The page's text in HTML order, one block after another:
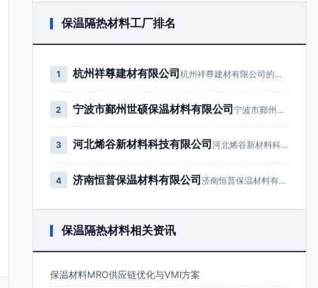
保温隔热材料工厂排名
1 杭州祥尊建材有限公司 杭州祥尊建材有限公司的主营业务为…
2 宁波市鄞州世硕保温材料有限公司 宁波市鄞州世硕保温材料有限公司成…
3 河北烯谷新材料科技有限公司 河北烯谷新材料科技有限公司成立于…
4 济南恒普保温材料有限公司 济南恒普保温材料有限公司成立于2…
保温隔热材料相关资讯
保温材料MRO供应链优化与VMI方案